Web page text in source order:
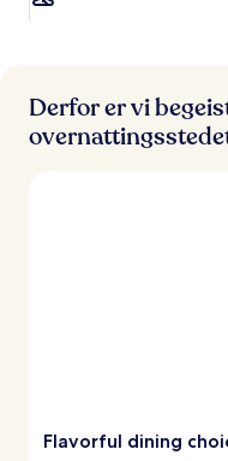
Derfor er vi
Flavorful dining